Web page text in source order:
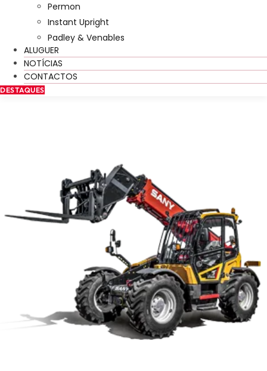
Permon
Instant Upright
Padley & Venables
ALUGUER
NOTÍCIAS
CONTACTOS
DESTAQUES